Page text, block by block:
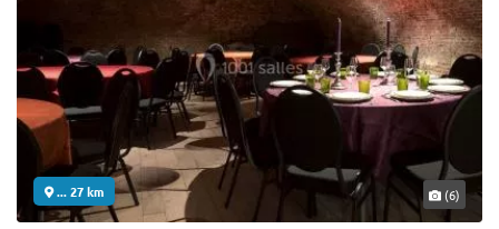
... 27 km (6)